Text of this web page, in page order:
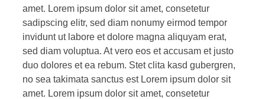
amet. Lorem ipsum dolor sit amet, consetetur
sadipscing elitr, sed diam nonumy eirmod tempor
invidunt ut labore et dolore magna aliquyam erat,
sed diam voluptua. At vero eos et accusam et justo
duo dolores et ea rebum. Stet clita kasd gubergren,
no sea takimata sanctus est Lorem ipsum dolor sit
amet. Lorem ipsum dolor sit amet, consetetur